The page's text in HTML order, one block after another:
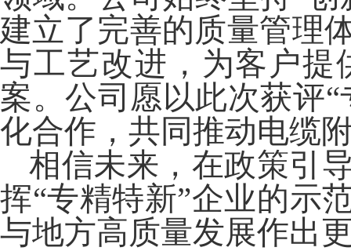
建立了完善的质量管理
与工艺改进，为客户提
案。公司愿以此次获评
化合作，共同推动电缆
相信未来，在政策引
挥“专精特新”企业的示
与地方高质量发展作出